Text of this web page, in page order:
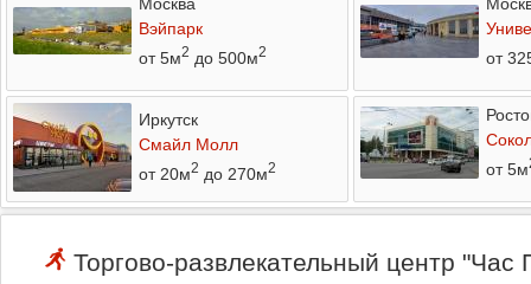
Вэйпарк
от 5м2 до 500м2
от
Иркутск
Смайл Молл
от 20м2 до 270м2
от 5м
Торгово-развлекательный центр "Час